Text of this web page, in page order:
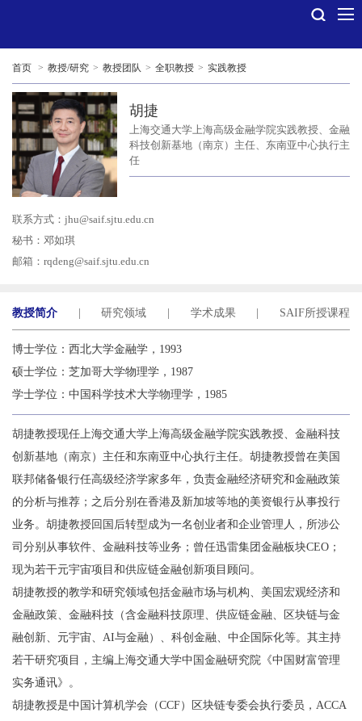
首页 > 教授/研究 > 教授团队 > 全职教授 > 实践教授
胡捷
上海交通大学上海高级金融学院实践教授、金融
科技创新基地（南京）主任、东南亚中心执行主
任
联系方式： jhu@saif.sjtu.edu.cn
秘书：邓如琪
邮箱： rqdeng@saif.sjtu.edu.cn
教授简介 研究领域 学术成果 SAIF所授课程
博士学位：西北大学金融学，1993
硕士学位：芝加哥大学物理学，1987
学士学位：中国科学技术大学物理学，1985
胡捷教授现任上海交通大学上海高级金融学院实践教授、金融科技
创新基地（南京）主任和东南亚中心执行主任。胡捷教授曾在美国
联邦储备银行任高级经济学家多年，负责金融经济研究和金融政策
的分析与推荐；之后分别在香港及新加坡等地的美资银行从事投行
业务。胡捷教授回国后转型成为一名创业者和企业管理人，所涉公
司分别从事软件、金融科技等业务；曾任迅雷集团金融板块CEO；
现为若干元宇宙项目和供应链金融创新项目顾问。
胡捷教授的教学和研究领域包括金融市场与机构、美国宏观经济和
金融政策、金融科技（含金融科技原理、供应链金融、区块链与金
融创新、元宇宙、AI与金融）、科创金融、中企国际化等。其主持
若干研究项目，主编上海交通大学中国金融研究院《中国财富管理
实务通讯》。
胡捷教授是中国计算机学会（CCF）区块链专委会执行委员，ACCA